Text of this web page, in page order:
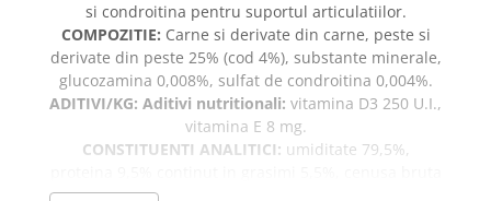
si condroitina pentru suportul articulatiilor.
COMPOZITIE: Carne si derivate din carne, peste si
derivate din peste 25% (cod 4%), substante minerale,
glucozamina 0,008%, sulfat de condroitina 0,004%.
ADITIVI/KG: Aditivi nutritionali: vitamina D3 250 U.I.,
vitamina E 8 mg.
CONSTITUENTI ANALITICI: umiditate 79,5%,